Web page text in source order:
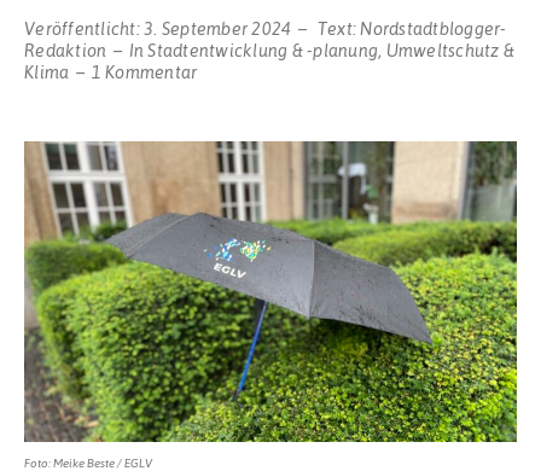
Veröffentlicht:3. September 2024 Text: Nordstadtblogger-
Redaktion
InStadtentwicklung & -planung, Umweltschutz &
Klima
1 Kommentarzu
Fakten
und
Ereignisse
aus
vergangenen
Jahrzehnten
aus
Foto: Meike Beste / EGLV